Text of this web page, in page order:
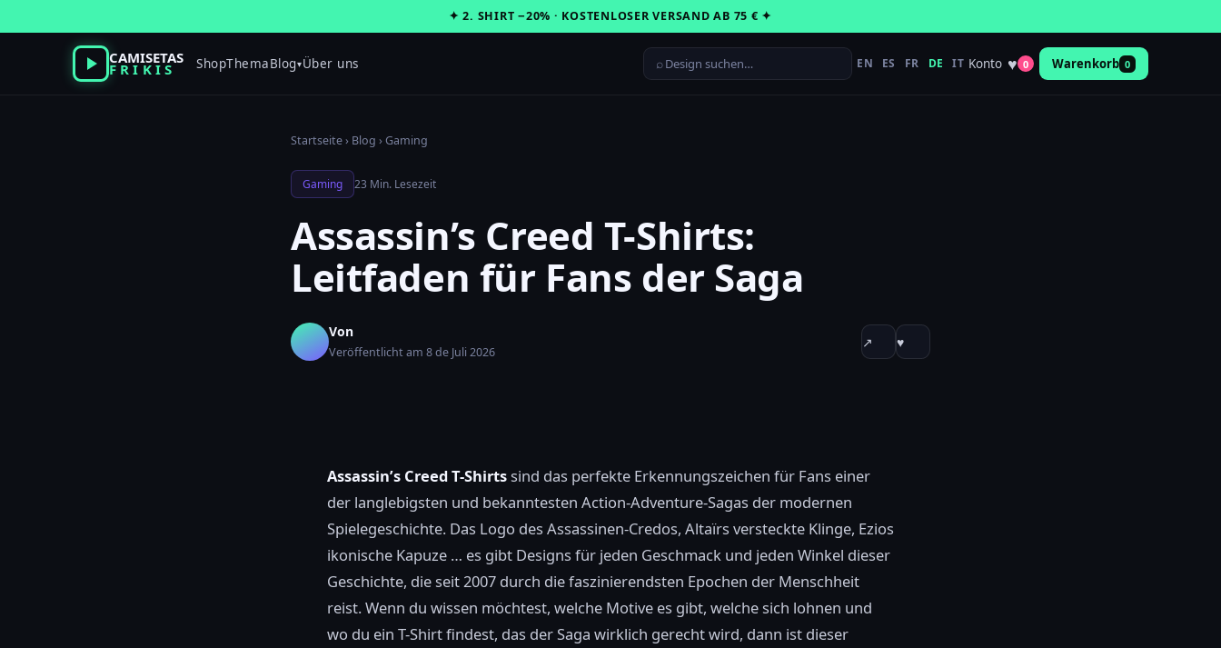
Inhalt
✦ 2. SHIRT −20% · KOSTENLOSER VERSAND AB 75 € ✦
CAMISETAS
FRIKIS ShopThemaBlog▾Über uns ⌕ EN ES FR DE IT Konto ♥ 0 Warenkorb 0
Startseite› Blog ›Gaming
Gaming 23 Min. Lesezeit
Assassin’s Creed T-Shirts:
Leitfaden für Fans der Saga
Von
Veröffentlicht am 8 de Juli 2026
↗ ♥
Assassin’s Creed T-Shirtssind das perfekte Erkennungszeichen für Fans einer
der langlebigsten und bekanntesten Action-Adventure-Sagas der modernen
Spielegeschichte. Das Logo des Assassinen-Credos, Altaïrs versteckte Klinge, Ezios
ikonische Kapuze … es gibt Designs für jeden Geschmack und jeden Winkel dieser
Geschichte, die seit 2007 durch die faszinierendsten Epochen der Menschheit
reist. Wenn du wissen möchtest, welche Motive es gibt, welche sich lohnen und
wo du ein T-Shirt findest, das der Saga wirklich gerecht wird, dann ist dieser